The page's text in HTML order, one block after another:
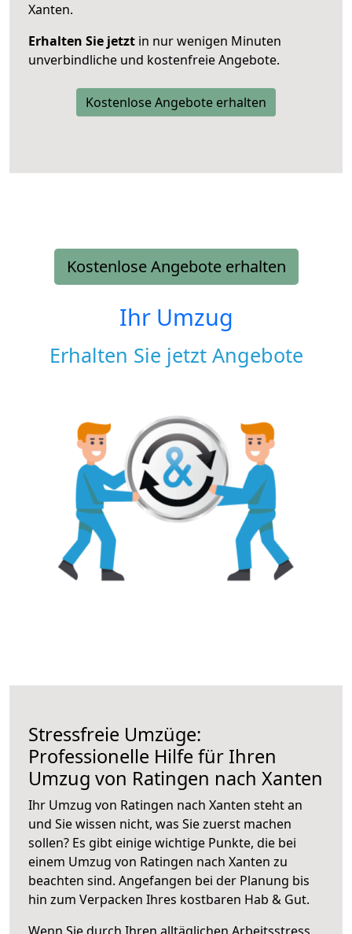
Xanten.
Erhalten Sie jetzt in nur wenigen Minuten
unverbindliche und kostenfreie Angebote.
Kostenlose Angebote erhalten
Kostenlose Angebote erhalten
Ihr Umzug
Erhalten Sie jetzt Angebote
Stressfreie Umzüge:
Professionelle Hilfe für Ihren
Umzug von Ratingen nach Xanten
Ihr Umzug von Ratingen nach Xanten steht an
und Sie wissen nicht, was Sie zuerst machen
sollen? Es gibt einige wichtige Punkte, die bei
einem Umzug von Ratingen nach Xanten zu
beachten sind. Angefangen bei der Planung bis
hin zum Verpacken Ihres kostbaren Hab & Gut.